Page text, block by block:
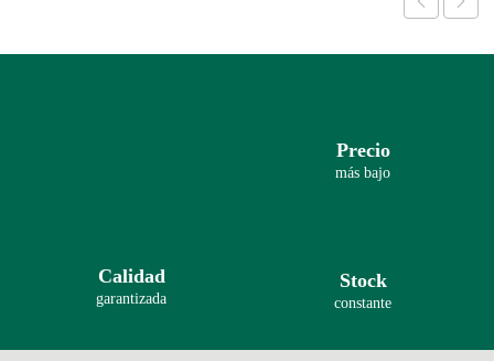
Precio
más bajo
Calidad
garantizada
Stock
constante